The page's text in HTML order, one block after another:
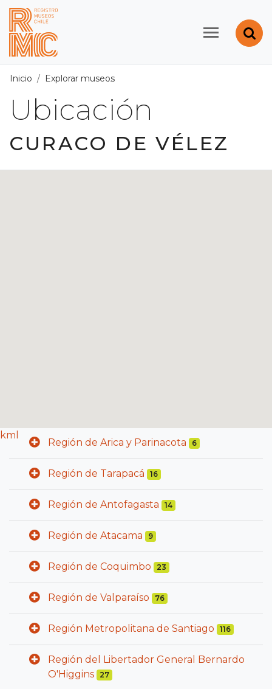
Contenido principal
Registro de Museos
Inicio Explorar museos
Ubicación
CURACO DE VÉLEZ
kml
Región de Arica y Parinacota 6
Región de Tarapacá 16
Región de Antofagasta 14
Región de Atacama 9
Región de Coquimbo 23
Región de Valparaíso 76
Región Metropolitana de Santiago 116
Región del Libertador General Bernardo
O'Higgins
27